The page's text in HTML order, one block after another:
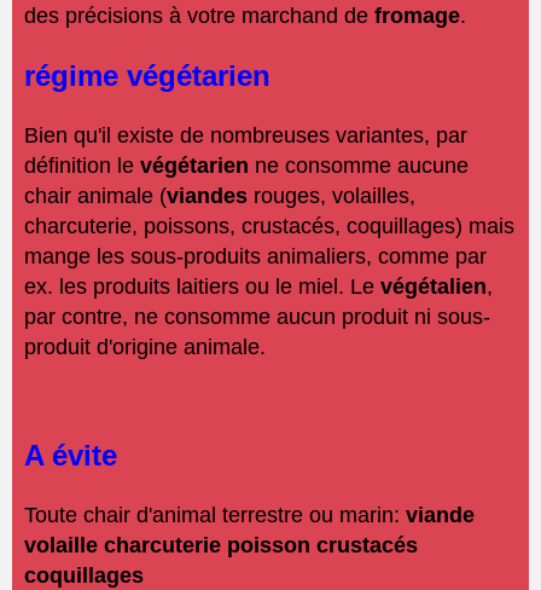
des précisions à votre marchand de fromage.
régime végétarien
Bien qu'il existe de nombreuses variantes, par
définition le végétarien ne consomme aucune
chair animale (viandes rouges, volailles,
charcuterie, poissons, crustacés, coquillages) mais
mange les sous-produits animaliers, comme par
ex. les produits laitiers ou le miel. Le végétalien,
par contre, ne consomme aucun produit ni sous-
produit d'origine animale.
A évite
Toute chair d'animal terrestre ou marin: viande
volaille charcuterie poisson crustacés
coquillages